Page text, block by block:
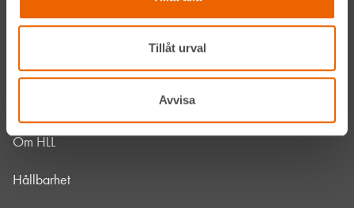
Tillåt urval
Avvisa
Våra depåer
Jobba hos oss
Om HLL
Hållbarhet